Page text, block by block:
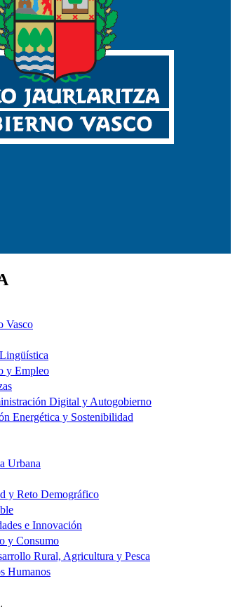
Vasco
y Empleo
Digital y Autogobierno
Energética y Sostenibilidad
Urbana
y Reto Demográfico
e Innovación
y Consumo
Rural, Agricultura y Pesca
Humanos